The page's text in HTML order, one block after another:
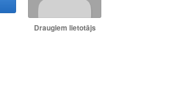
Draugiem lietotājs